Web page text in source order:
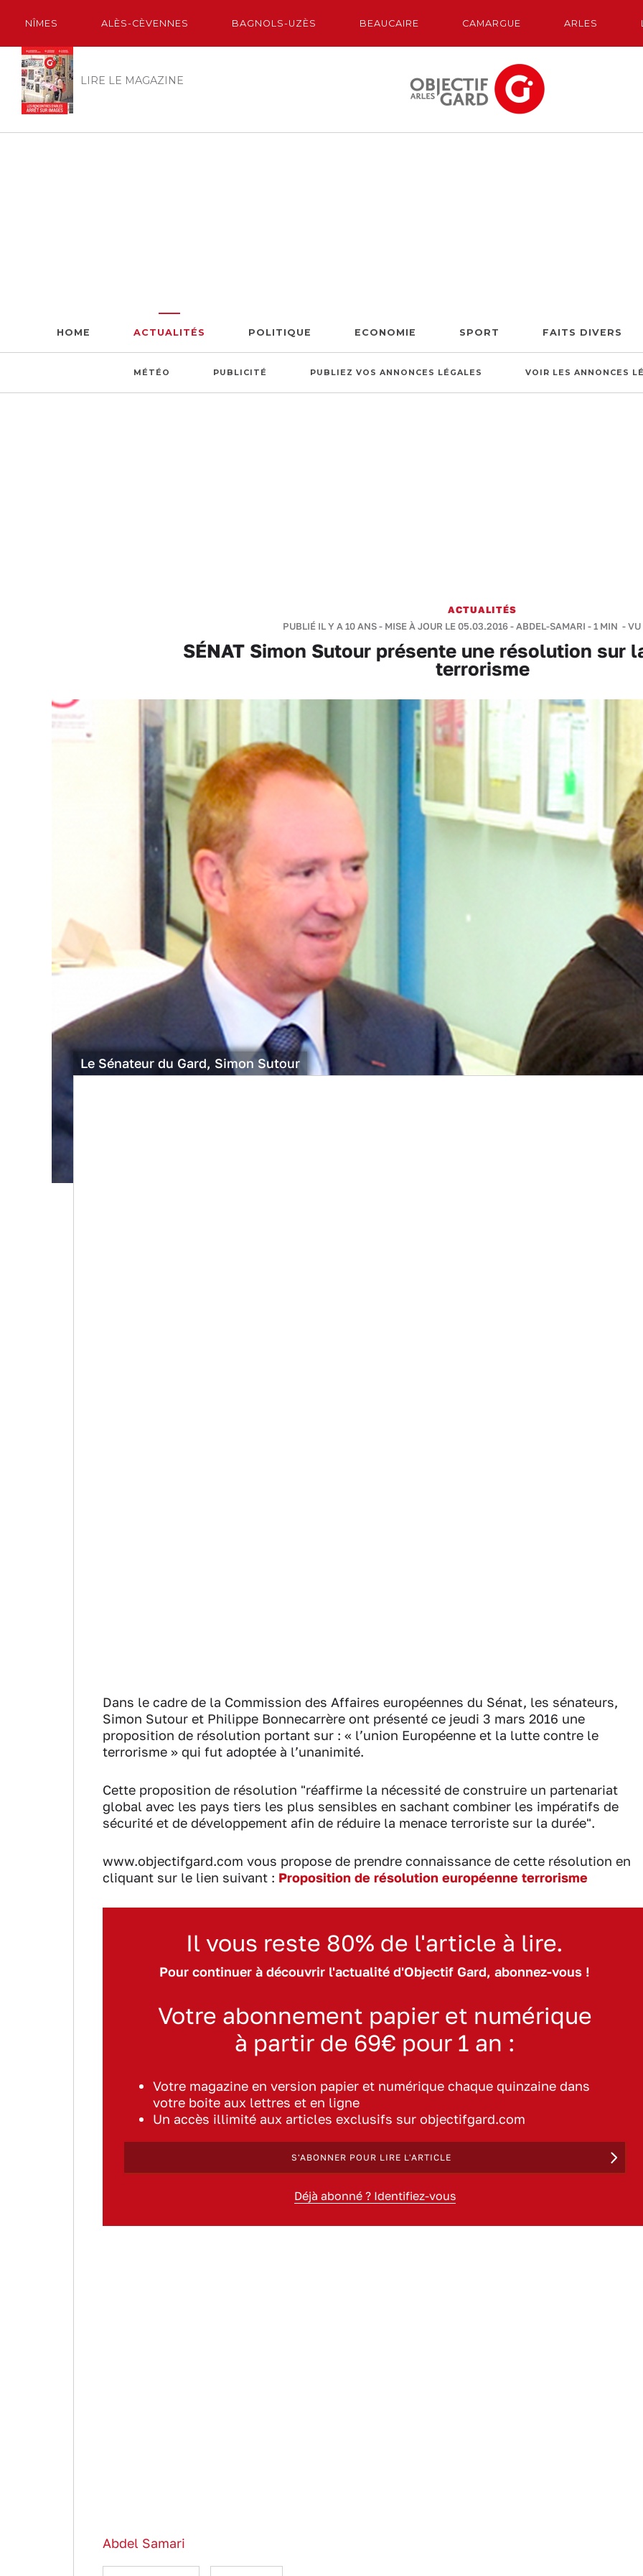
NÎMES ALÈS-CÈVENNES BAGNOLS-UZÈS BEAUCAIRE CAMARGUE ARLES
LIRE LE MAGAZINE
HOME ACTUALITÉS POLITIQUE ECONOMIE SPORT FAITS DIVERS
MÉTÉO PUBLICITÉ PUBLIEZ VOS ANNONCES LÉGALES VOIR LES ANNONCES
ACTUALITÉS
PUBLIÉ IL Y A 10 ANS - MISE À JOUR LE 05.03.2016 -ABDEL-SAMARI -1 MIN - VU
SÉNAT Simon Sutour présente une résolution sur
terrorisme
Le Sénateur du Gard, Simon Sutour
Dans le cadre de la Commission des Affaires européennes du Sénat, les sénateurs,
Simon Sutour et Philippe Bonnecarrère ont présenté ce jeudi 3 mars 2016 une
proposition de résolution portant sur : « l’union Européenne et la lutte contre le
terrorisme » qui fut adoptée à l’unanimité.
Cette proposition de résolution "réaffirme la nécessité de construire un partenariat
global avec les pays tiers les plus sensibles en sachant combiner les impératifs de
sécurité et de développement afin de réduire la menace terroriste sur la durée".
www.objectifgard.com vous propose de prendre connaissance de cette résolution en
cliquant sur le lien suivant : Proposition de résolution européenne terrorisme
Il vous reste 80% de l'article à lire.
Pour continuer à découvrir l'actualité d'Objectif Gard, abonnez-vous !
Votre abonnement papier et numérique
à partir de 69€ pour 1 an :
Votre magazine en version papier et numérique chaque quinzaine dans
votre boite aux lettres et en ligne
Un accès illimité aux articles exclusifs sur objectifgard.com
S'ABONNER POUR LIRE L'ARTICLE
Déjà abonné ? Identifiez-vous
Abdel Samari